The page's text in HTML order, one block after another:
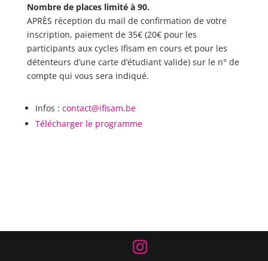
Nombre de places limité à 90.
APRÈS réception du mail de confirmation de votre
inscription, paiement de 35€ (20€ pour les
participants aux cycles Ifisam en cours et pour les
détenteurs d’une carte d’étudiant valide) sur le n° de
compte qui vous sera indiqué.
Infos : contact@ifisam.be
Télécharger le programme